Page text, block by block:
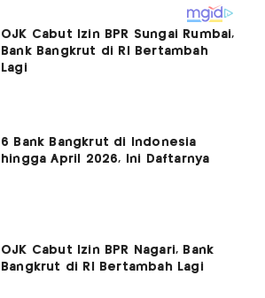
OJK Cabut Izin BPR Sungai Rumbai,
Bank Bangkrut di RI Bertambah
Lagi
6 Bank Bangkrut di Indonesia
hingga April 2026, Ini Daftarnya
OJK Cabut Izin BPR Nagari, Bank
Bangkrut di RI Bertambah Lagi